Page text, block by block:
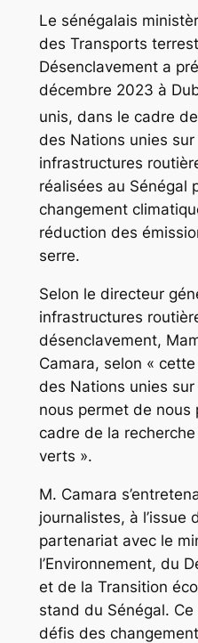
Le sénégalais
des Transports
Désenclavement a
décembre 2023 à
unis, dans le cadre
des Nations unies
infrastructures
réalisées au Sénégal
changement
réduction des
serre.
Selon le directeur
infrastructures
désenclavement,
Camara, selon «
des Nations unies
nous permet de nous
cadre de la
verts ».
M. Camara
journalistes, à l’issue
partenariat avec le
l’Environnement, du
et de la Transition
stand du Sénégal.
défis des